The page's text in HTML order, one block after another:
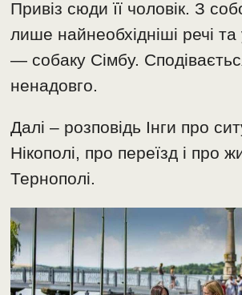
Привіз сюди її чоловік. З
лише найнеобхідніші речі
— собаку Сімбу.
ненадовго.
Далі – розповідь Інги про
Нікополі, про переїзд і про
Тернополі.